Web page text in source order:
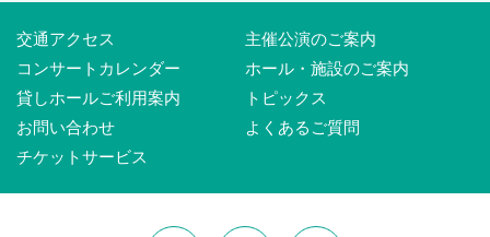
交通アクセス
主催公演のご案内
コンサートカレンダー
ホール・施設のご案内
貸しホールご利用案内
トピックス
お問い合わせ
よくあるご質問
チケットサービス